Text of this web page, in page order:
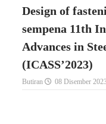
Design of
sempena 11th
Advances in
(ICASS’2023)
Butiran 08 Disember